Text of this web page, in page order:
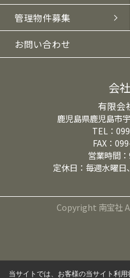
管理物件募集
お問い合わせ
会
有限会
鹿児島県鹿児島市
TEL：
FAX：
営業時間
定休日：毎週水曜
Copyright 南宝社
当サイトでは、お客様の当サイト利